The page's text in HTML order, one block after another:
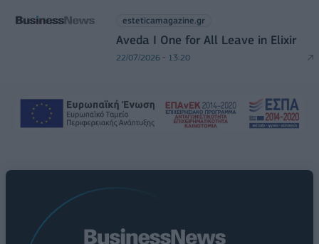
esteticamagazine.gr
Aveda I One for All Leave in Elixir
22/07/2026 - 13:20